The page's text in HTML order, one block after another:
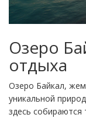
Озеро
отдыха
Озеро Байкал,
уникальной
здесь